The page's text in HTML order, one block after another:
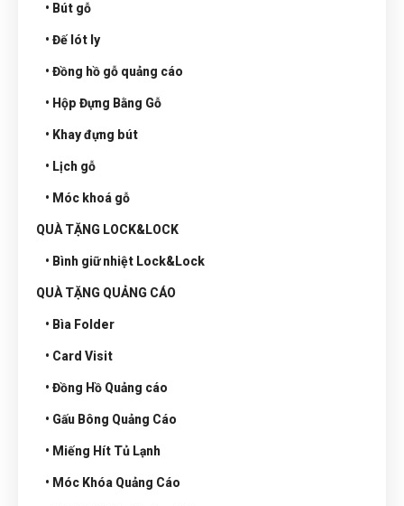
• Bút gỗ
• Đế lót ly
• Đồng hồ gỗ quảng cáo
• Hộp Đựng Bằng Gỗ
• Khay đựng bút
• Lịch gỗ
• Móc khoá gỗ
QUÀ TẶNG LOCK&LOCK
• Bình giữ nhiệt Lock&Lock
QUÀ TẶNG QUẢNG CÁO
• Bìa Folder
• Card Visit
• Đồng Hồ Quảng cáo
• Gấu Bông Quảng Cáo
• Miếng Hít Tủ Lạnh
• Móc Khóa Quảng Cáo